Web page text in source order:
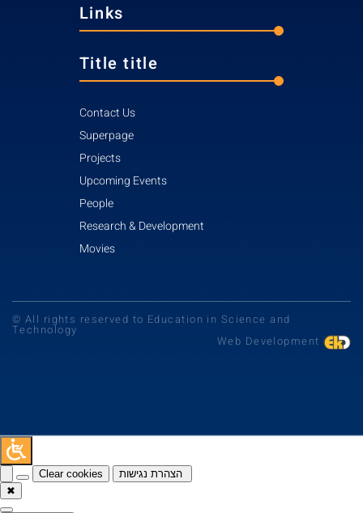
Links
Title title
Contact Us
Superpage
Projects
Upcoming Events
People
Research & Development
Movies
© All rights reserved to Education in Science and
Technology
Web Development
Clear cookies
הצהרת נגישות
✖